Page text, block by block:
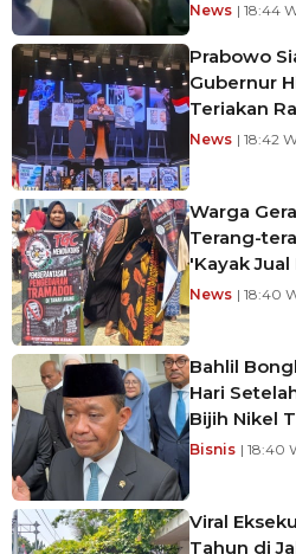
News | 18:44
Prabowo
Gubernur
Teriakan
News | 18:42
Warga
Terang-
'Kayak
News | 18:40
Bahlil
Hari
Bijih Nikel
Bisnis | 18:40
Viral
Tahun di